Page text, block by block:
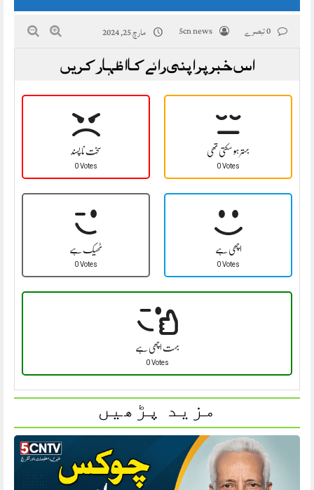
5cn news مارچ 25, 2024
اس خبر پر اپنی رائے کا اظہار کریں
سخت نا پسند
0 Votes
بہتر ہو سکتی تھی
0 Votes
ٹھیک ہے
0 Votes
اچھی ہے
0 Votes
بہت اچھی ہے
0 Votes
مزید پڑھیں